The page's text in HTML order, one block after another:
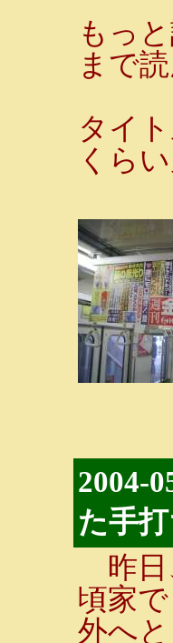
もっ
まで
タイ
くら
2004-
た手
昨日
頃家
外へ